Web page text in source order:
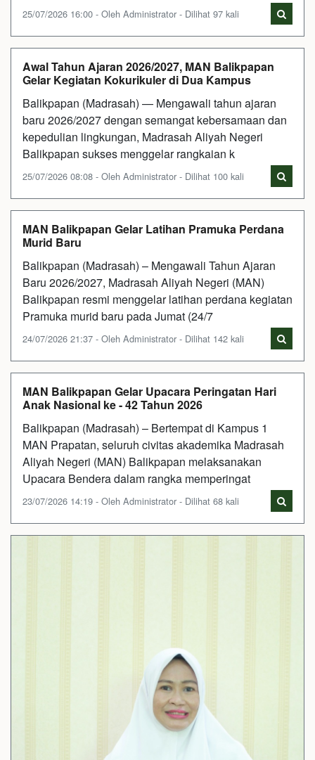
25/07/2026 16:00 - Oleh Administrator - Dilihat 97 kali
Awal Tahun Ajaran 2026/2027, MAN Balikpapan
Gelar Kegiatan Kokurikuler di Dua Kampus
Balikpapan (Madrasah) — Mengawali tahun ajaran
baru 2026/2027 dengan semangat kebersamaan dan
kepedulian lingkungan, Madrasah Aliyah Negeri
Balikpapan sukses menggelar rangkaian k
25/07/2026 08:08 - Oleh Administrator - Dilihat 100 kali
MAN Balikpapan Gelar Latihan Pramuka Perdana
Murid Baru
Balikpapan (Madrasah) – Mengawali Tahun Ajaran
Baru 2026/2027, Madrasah Aliyah Negeri (MAN)
Balikpapan resmi menggelar latihan perdana kegiatan
Pramuka murid baru pada Jumat (24/7
24/07/2026 21:37 - Oleh Administrator - Dilihat 142 kali
MAN Balikpapan Gelar Upacara Peringatan Hari
Anak Nasional ke - 42 Tahun 2026
Balikpapan (Madrasah) – Bertempat di Kampus 1
MAN Prapatan, seluruh civitas akademika Madrasah
Aliyah Negeri (MAN) Balikpapan melaksanakan
Upacara Bendera dalam rangka memperingat
23/07/2026 14:19 - Oleh Administrator - Dilihat 68 kali